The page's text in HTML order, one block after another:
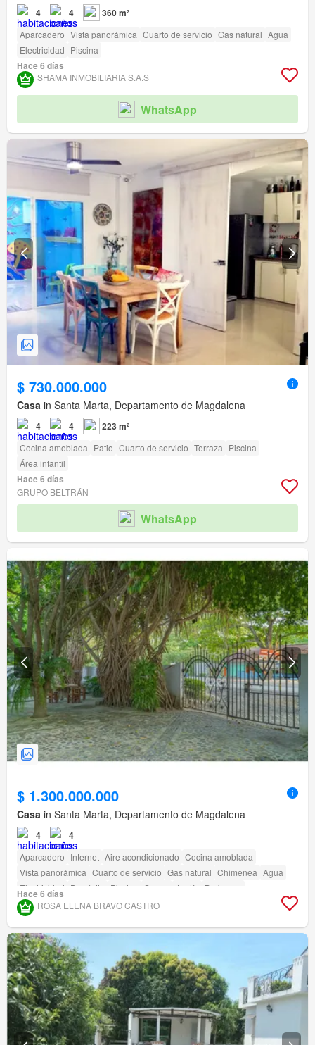
4 4 360 m²
Aparcadero Vista panorámica Cuarto de servicio Gas natural Agua
Electricidad Piscina
Hace 6 días
SHAMA INMOBILIARIA S.A.S
WhatsApp
$ 730.000.000
Casa in Santa Marta, Departamento de Magdalena
4 4 223 m²
Cocina amoblada Patio Cuarto de servicio Terraza Piscina
Área infantil
Hace 6 días
GRUPO BELTRÁN
WhatsApp
$ 1.300.000.000
Casa in Santa Marta, Departamento de Magdalena
4 4
Aparcadero Internet Aire acondicionado Cocina amoblada
Vista panorámica Cuarto de servicio Gas natural Chimenea Agua
Electricidad Depósito Piscina Sauna Jardín
Barbecue
Acceso para personas con discapacidad
Hace 6 días
ROSA ELENA BRAVO CASTRO